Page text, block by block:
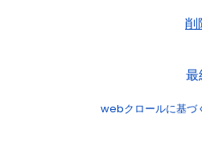
削
webクロールに基づ